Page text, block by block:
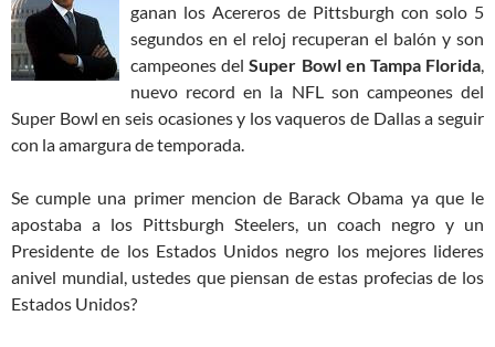
ganan los Acereros de Pittsburgh con solo 5
segundos en el reloj recuperan el balón y son
campeones delSuper Bowl en Tampa Florida,
nuevo record en la NFL son campeones del
Super Bowl en seis ocasiones y los vaqueros de Dallas a seguir
con la amargura de temporada.
Se cumple una primer mencion de Barack Obama ya que le
apostaba a los Pittsburgh Steelers, un coach negro y un
Presidente de los Estados Unidos negro los mejores lideres
anivel mundial, ustedes que piensan de estas profecias de los
Estados Unidos?